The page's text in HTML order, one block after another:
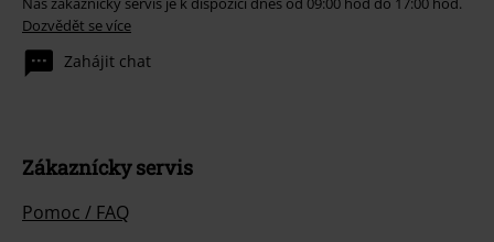
Dozvědět se více
Zahájit chat
Zákaznícky servis
Pomoc / FAQ